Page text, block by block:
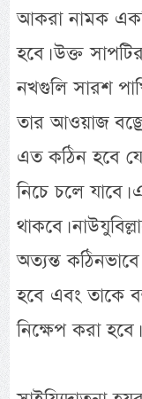
আকরা নামক
হবে। উক্ত
নখগুলি সারশ
তার আওয়াজ
এত কঠিন হবে
নিচে চলে যাবে।
থাকবে।
অত্যন্ত
হবে এবং তাকে
নিক্ষেপ করা হবে।